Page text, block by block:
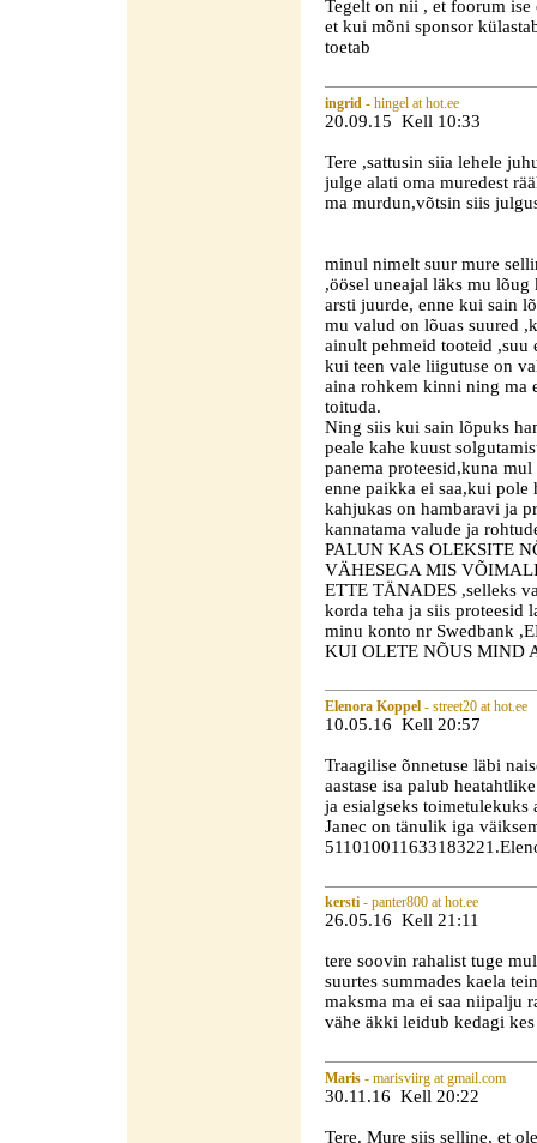
Tegelt on nii , et foorum
et kui mõni sponsor
toetab
ingrid - hingel at hot.ee
20.09.15 Kell 10:33
Tere ,sattusin siia lehele
julge alati oma muredest
ma murdun,võtsin siis
minul nimelt suur mure
,öösel uneajal läks mu
arsti juurde, enne kui sain
mu valud on lõuas suured
ainult pehmeid tooteid ,suu
kui teen vale liigutuse on
aina rohkem kinni ning ma
toituda.
Ning siis kui sain lõpuks
peale kahe kuust
panema proteesid,kuna
enne paikka ei saa,kui pole
kahjukas on hambaravi ja
kannatama valude ja
PALUN KAS OLEKSITE
VÄHESEGA MIS
ETTE TÄNADES ,selleks
korda teha ja siis proteesid
minu konto nr Swedbank
KUI OLETE NÕUS MIND
Elenora Koppel - street20 at hot.ee
10.05.16 Kell 20:57
Traagilise õnnetuse läbi
aastase isa palub
ja esialgseks toimetulekuks
Janec on tänulik iga
kersti - panter800 at hot.ee
26.05.16 Kell 21:11
tere soovin rahalist tuge
suurtes summades kaela
maksma ma ei saa niipalju
vähe äkki leidub kedagi
Maris - marisviirg at gmail.com
30.11.16 Kell 20:22
Tere. Mure siis selline, et